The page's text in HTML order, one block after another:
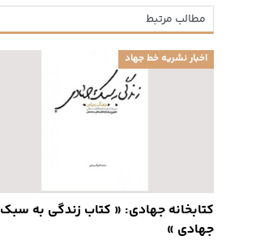
مطالب مرتبط
اخبار نشریه خط جهاد
کتابخانه جهادی: « کتاب زندگی به سبک
جهادی »